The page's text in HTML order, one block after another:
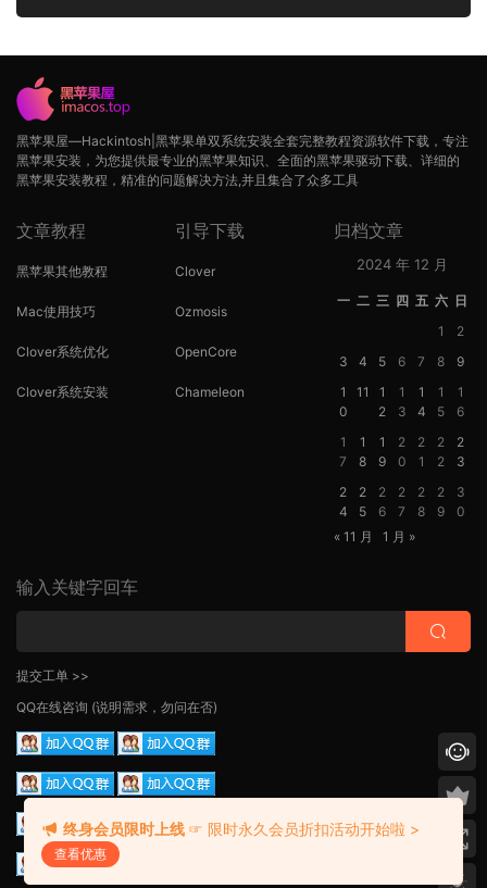
黑苹果屋—Hackintosh|黑苹果单双系统安装全套完整教程资源软件下载，专注
黑苹果安装，为您提供最专业的黑苹果知识、全面的黑苹果驱动下载、详细的
黑苹果安装教程，精准的问题解决方法,并且集合了众多工具
文章教程
黑苹果其他教程
Mac使用技巧
Clover系统优化
Clover系统安装
引导下载
Clover
Ozmosis
OpenCore
Chameleon
归档文章
2024 年 12 月
一 二 三 四 五 六 日
1
2
3
4 5 6 7 8
9
1
0
11
1
2
1
3
1
4
1
5
1
6
1
7
1
8
1
9
2
0
2
1
2
2
2
3
2
4
2
5
2
6
2
7
2
8
2
9
3
0
« 11 月
1 月 »
输入关键字回车
提交工单 >>
QQ在线咨询 (说明需求，勿问在否)
终身会员限时上线 ☞ 限时永久会员折扣活动开始啦 >
查看优惠